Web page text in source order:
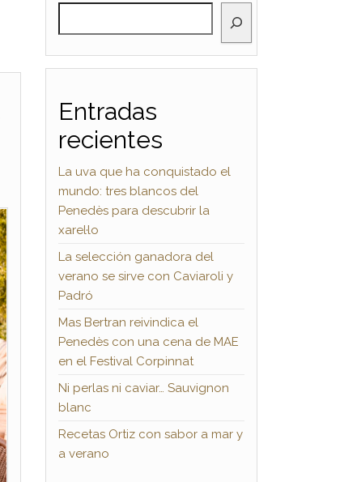
Entradas
recientes
La uva que ha conquistado el
mundo: tres blancos del
Penedès para descubrir la
xarel·lo
La selección ganadora del
verano se sirve con Caviaroli y
Padró
Mas Bertran reivindica el
Penedès con una cena de MAE
en el Festival Corpinnat
Ni perlas ni caviar… Sauvignon
blanc
Recetas Ortiz con sabor a mar y
a verano